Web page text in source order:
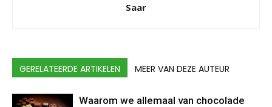
Saar
GERELATEERDE ARTIKELEN MEER VAN DEZE AUTEUR
Waarom we allemaal van chocolade